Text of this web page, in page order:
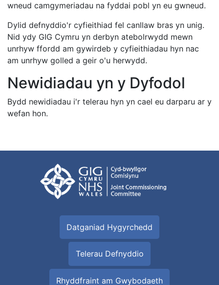
wneud camgymeriadau na fyddai pobl yn eu gwneud.
Dylid defnyddio'r cyfieithiad fel canllaw bras yn unig.
Nid ydy GIG Cymru yn derbyn atebolrwydd mewn
unrhyw ffordd am gywirdeb y cyfieithiadau hyn nac
am unrhyw golled a geir o'u herwydd.
Newidiadau yn y Dyfodol
Bydd newidiadau i'r telerau hyn yn cael eu darparu ar y
wefan hon.
Datganiad Hygyrchedd
Telerau Defnyddio
Rhyddfraint am Gwybodaeth